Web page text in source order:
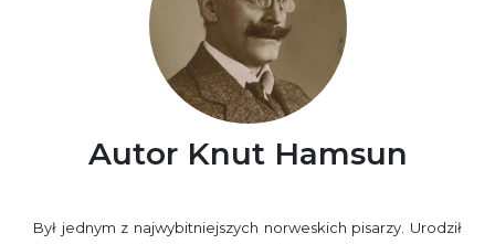
Autor Knut Hamsun
Był jednym z najwybitniejszych norweskich pisarzy. Urodził